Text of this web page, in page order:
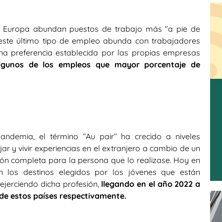
abundan puestos de trabajo más ‘’a pie de
último tipo de empleo abunda con trabajadores
preferencia establecida por las propias empresas
de los empleos que mayor porcentaje de
el término ‘’Au pair’’ ha crecido a niveles
y vivir experiencias en el extranjero a cambio de un
completa para la persona que lo realizase. Hoy en
los destinos elegidos por los jóvenes que están
dicha profesión, llegando en el año 2022 a
estos países respectivamente.